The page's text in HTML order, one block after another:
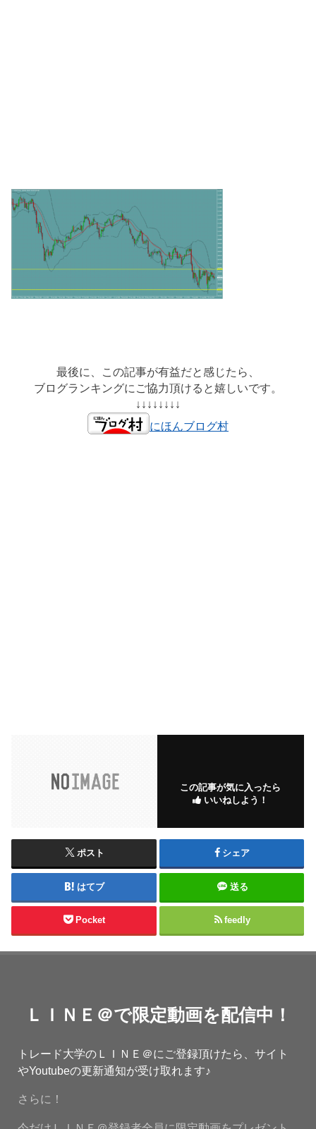
最後に、この記事が有益だと感じたら、
ブログランキングにご協力頂けると嬉しいです。
↓↓↓↓↓↓↓↓
にほんブログ村
この記事が気に入ったら
いいねしよう！
ポスト シェア
はてブ 送る
Pocket feedly
ＬＩＮＥ＠で限定動画を配信中！
トレード大学のＬＩＮＥ＠にご登録頂けたら、サイト
やYoutubeの更新通知が受け取れます♪
さらに！